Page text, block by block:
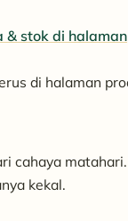
& stok di halaman
di halaman
cahaya matahari.
kekal.